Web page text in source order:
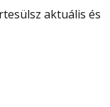
aktuális és